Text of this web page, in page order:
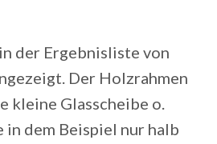
der Ergebnisliste von
Der Holzrahmen
kleine Glasscheibe o.
in dem Beispiel nur halb